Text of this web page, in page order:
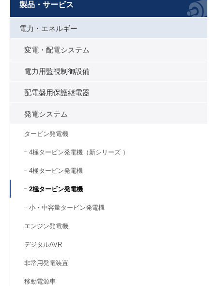
製品・サービス
電力・エネルギー
変電・配電システム
電力用監視制御設備
配電盤用保護継電器
発電システム
タービン発電機
4極タービン発電機（新シリーズ ）
4極タービン発電機
2極タービン発電機
小・中容量タービン発電機
エンジン発電機
デジタルAVR
非常用発電装置
移動電源車